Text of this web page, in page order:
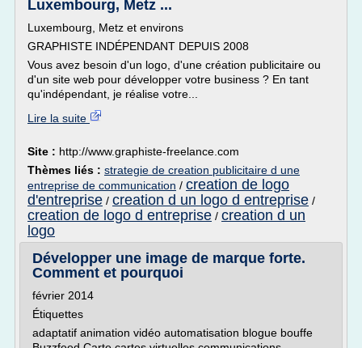
Luxembourg, Metz ...
Luxembourg, Metz et environs
GRAPHISTE INDÉPENDANT DEPUIS 2008
Vous avez besoin d'un logo, d'une création publicitaire ou
d'un site web pour développer votre business ? En tant
qu'indépendant, je réalise votre...
Lire la suite
Site : http://www.graphiste-freelance.com
Thèmes liés : strategie de creation publicitaire d une
entreprise de communication / creation de logo
d'entreprise / creation d un logo d entreprise /
creation de logo d entreprise / creation d un
logo
Développer une image de marque forte.
Comment et pourquoi
février 2014
Étiquettes
adaptatif animation vidéo automatisation blogue bouffe